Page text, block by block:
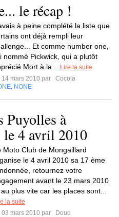
le récap !
à peine complété la liste que
ont déjà rempli leur
Et comme number one,
nommé Pickwick, qui a plutôt
Mort à la...
Lire la suite
14 mars 2010 par
Cocola
NONE
Puyolles à
4 avril 2010
Moto Club de Mongaillard
le 4 avril 2010 sa 17 ème
retournez votre
avant le 23 mars 2010
plus vite car les places sont...
la suite
03 mars 2010 par
Doud